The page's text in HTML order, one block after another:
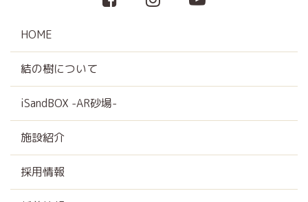
HOME
結の樹について
iSandBOX -AR砂場-
施設紹介
採用情報